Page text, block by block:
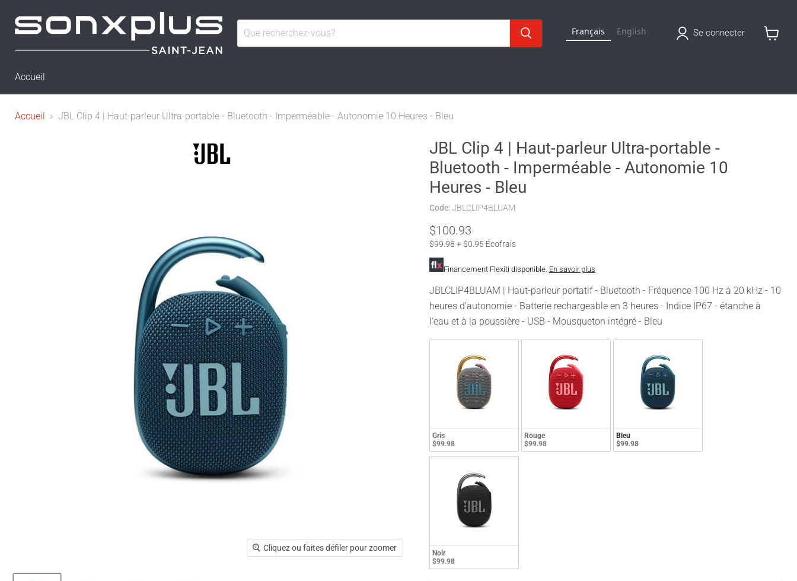
Français English Se connecter
Accueil
Accueil JBL Clip 4 | Haut-parleur Ultra-portable - Bluetooth - Imperméable - Autonomie 10 Heures - Bleu
Cliquez ou faites défiler pour zoomer
JBL Clip 4 | Haut-parleur Ultra-portable -
Bluetooth - Imperméable - Autonomie 10
Heures - Bleu
Code: JBLCLIP4BLUAM
$100.93
$99.98 + $0.95 Écofrais
Financement Flexiti disponible. En savoir plus
JBLCLIP4BLUAM | Haut-parleur portatif - Bluetooth - Fréquence 100 Hz à 20 kHz - 10
heures d’autonomie - Batterie rechargeable en 3 heures - Indice IP67 - étanche à
l’eau et à la poussière - USB - Mousqueton intégré - Bleu
Gris
$99.98
Rouge
$99.98
Bleu
$99.98
Noir
$99.98